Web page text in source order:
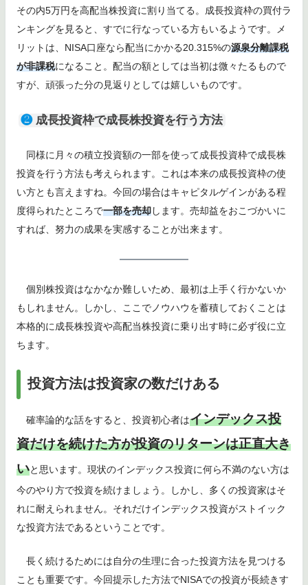
その内5万円を高配当株投資に割り当てる。成長投資枠の買付ラ
ンキングを見ると、すでに行なっている方もいるようです。メ
リットは、NISA口座なら配当にかかる20.315%の源泉分離課税
が非課税になること。配当の額としては当初は微々たるもので
すが、頑張った分の見返りとしては嬉しいものです。
❷ 成長投資枠で成長株投資を行う方法
同様に月々の積立投資額の一部を使って成長投資枠で成長株
投資を行う方法も考えられます。これは本来の成長投資枠の使
い方とも言えますね。今回の場合はキャピタルゲインがある程
度得られたところで一部を売却します。売却益をおこづかいに
すれば、努力の成果を実感することが出来ます。
個別株投資はなかなか難しいため、最初は上手く行かないか
もしれません。しかし、ここでノウハウを蓄積しておくことは
本格的に成長株投資や高配当株投資に乗り出す時に必ず役に立
ちます。
投資方法は投資家の数だけある
確率論的な話をすると、投資初心者はインデックス投
資だけを続けた方が投資のリターンは正直大き
いと思います。現状のインデックス投資に何ら不満のない方は
今のやり方で投資を続けましょう。しかし、多くの投資家はそ
れに耐えられません。それだけインデックス投資がストイック
な投資方法であるということです。
長く続けるためには自分の生理に合った投資方法を見つける
ことも重要です。今回提示した方法でNISAでの投資が長続きす